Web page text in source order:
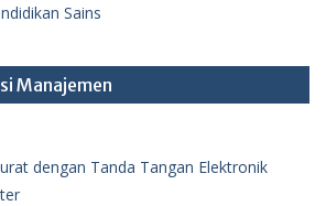
Sains
Manajemen
dengan Tanda Tangan Elektronik